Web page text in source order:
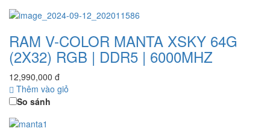
RAM V-COLOR MANTA XSKY 64G
(2X32) RGB | DDR5 | 6000MHZ
12,990,000 đ
Thêm vào giỏ
So sánh